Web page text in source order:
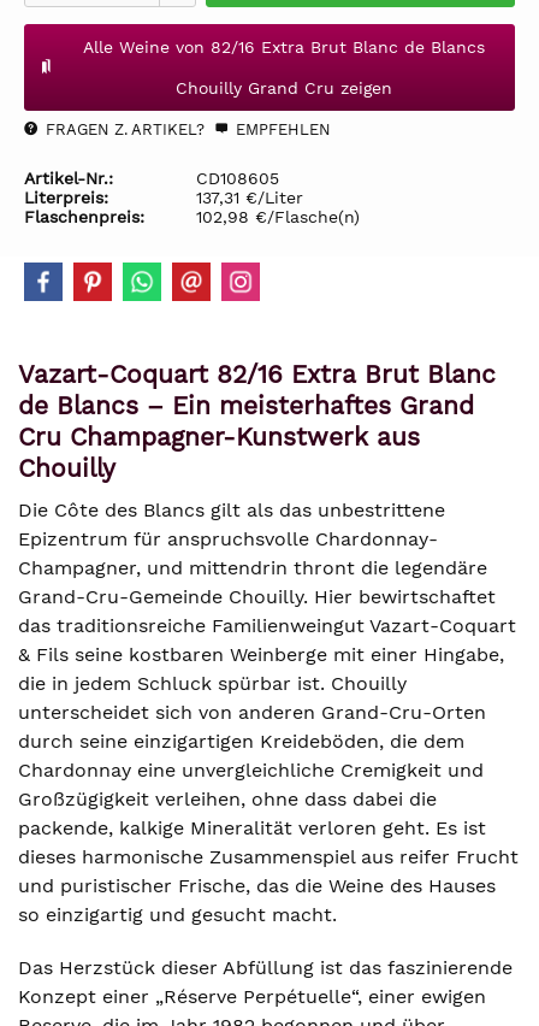
Alle Weine von 82/16 Extra Brut Blanc de Blancs
Chouilly Grand Cru zeigen
FRAGEN Z. ARTIKEL? EMPFEHLEN
Artikel-Nr.:
CD108605
Literpreis:
137,31 €/Liter
Flaschenpreis:
102,98 €/Flasche(n)
Vazart-Coquart 82/16 Extra Brut Blanc
de Blancs – Ein meisterhaftes Grand
Cru Champagner-Kunstwerk aus
Chouilly
Die Côte des Blancs gilt als das unbestrittene
Epizentrum für anspruchsvolle Chardonnay-
Champagner, und mittendrin thront die legendäre
Grand-Cru-Gemeinde Chouilly. Hier bewirtschaftet
das traditionsreiche Familienweingut Vazart-Coquart
& Fils seine kostbaren Weinberge mit einer Hingabe,
die in jedem Schluck spürbar ist. Chouilly
unterscheidet sich von anderen Grand-Cru-Orten
durch seine einzigartigen Kreideböden, die dem
Chardonnay eine unvergleichliche Cremigkeit und
Großzügigkeit verleihen, ohne dass dabei die
packende, kalkige Mineralität verloren geht. Es ist
dieses harmonische Zusammenspiel aus reifer Frucht
und puristischer Frische, das die Weine des Hauses
so einzigartig und gesucht macht.
Das Herzstück dieser Abfüllung ist das faszinierende
Konzept einer „Réserve Perpétuelle“, einer ewigen